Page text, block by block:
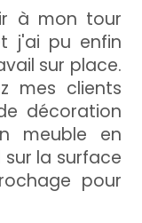
à mon tour
j'ai pu enfin
sur place.
mes clients
décoration
meuble en
la surface
pour